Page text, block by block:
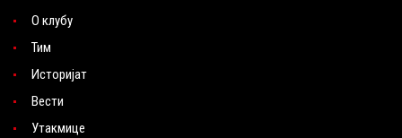
О клубу
Тим
Историјат
Вести
Утакмице